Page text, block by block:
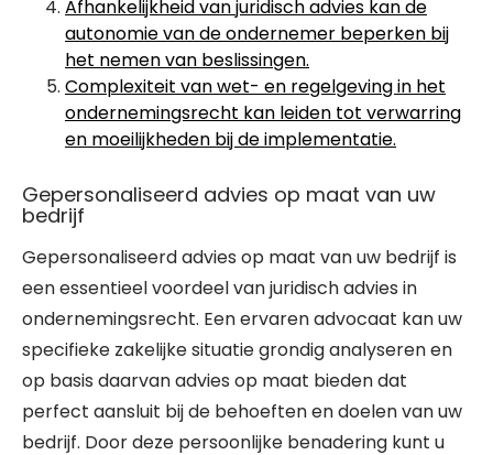
Afhankelijkheid van juridisch advies kan de
autonomie van de ondernemer beperken bij
het nemen van beslissingen.
Complexiteit van wet- en regelgeving in het
ondernemingsrecht kan leiden tot verwarring
en moeilijkheden bij de implementatie.
Gepersonaliseerd advies op maat van uw
bedrijf
Gepersonaliseerd advies op maat van uw bedrijf is
een essentieel voordeel van juridisch advies in
ondernemingsrecht. Een ervaren advocaat kan uw
specifieke zakelijke situatie grondig analyseren en
op basis daarvan advies op maat bieden dat
perfect aansluit bij de behoeften en doelen van uw
bedrijf. Door deze persoonlijke benadering kunt u